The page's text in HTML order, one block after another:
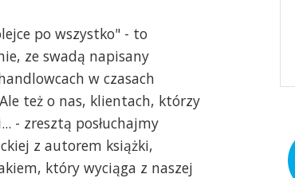
po wszystko" - to
ze swadą napisany
w czasach
też o nas, klientach, którzy
- zresztą posłuchajmy
z autorem książki,
który wyciąga z naszej